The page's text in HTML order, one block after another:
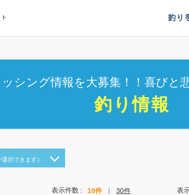
釣り
シング情報を大募集！！喜びと
釣り情報
択できます）
表示件数 10件 30件 表